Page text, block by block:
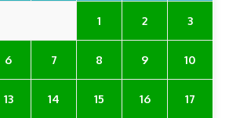
1 2 3
6 7 8 9 10
13 14 15 16 17